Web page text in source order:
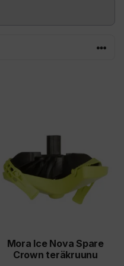
Mora Ice Nova Spare
Crown teräkruunu
useampi
muunnelma.
tuotteen
sivulla.